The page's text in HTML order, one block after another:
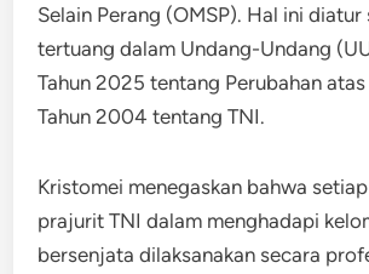
Selain Perang (OMSP). Hal ini diatur
tertuang dalam Undang-Undang
Tahun 2025 tentang Perubahan
Tahun 2004 tentang TNI.
Kristomei menegaskan bahwa
prajurit TNI dalam menghadapi
bersenjata dilaksanakan secara